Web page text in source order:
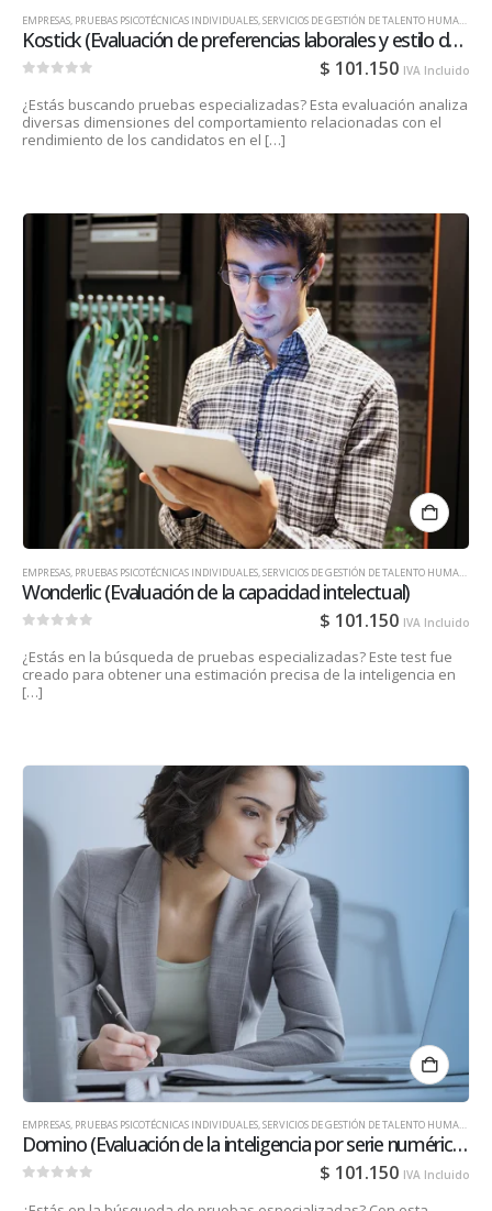
EMPRESAS, PRUEBAS PSICOTÉCNICAS INDIVIDUALES,SERVICIOS DE GESTIÓN DE TALENTO HUMANO PARA EMPRESAS
Kostick (Evaluación de preferencias laborales y estilo de liderazgo)
¿Estás buscando pruebas especializadas? Esta evaluación analiza
diversas dimensiones del comportamiento relacionadas con el
rendimiento de los candidatos en el […]
$ 101.150 IVA Incluido
EMPRESAS, PRUEBAS PSICOTÉCNICAS INDIVIDUALES,SERVICIOS DE GESTIÓN DE TALENTO HUMANO PARA EMPRESAS
Wonderlic (Evaluación de la capacidad intelectual)
¿Estás en la búsqueda de pruebas especializadas? Este test fue
creado para obtener una estimación precisa de la inteligencia en
[…]
$ 101.150 IVA Incluido
EMPRESAS, PRUEBAS PSICOTÉCNICAS INDIVIDUALES,SERVICIOS DE GESTIÓN DE TALENTO HUMANO PARA EMPRESAS
Domino (Evaluación de la inteligencia por serie numéricas)
$ 101.150 IVA Incluido